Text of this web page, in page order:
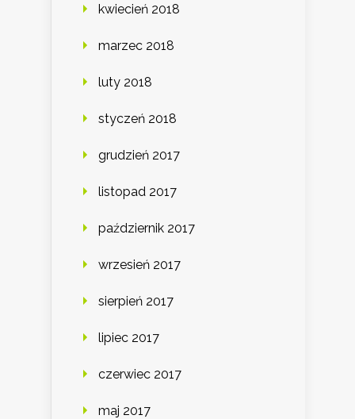
kwiecień 2018
marzec 2018
luty 2018
styczeń 2018
grudzień 2017
listopad 2017
październik 2017
wrzesień 2017
sierpień 2017
lipiec 2017
czerwiec 2017
maj 2017